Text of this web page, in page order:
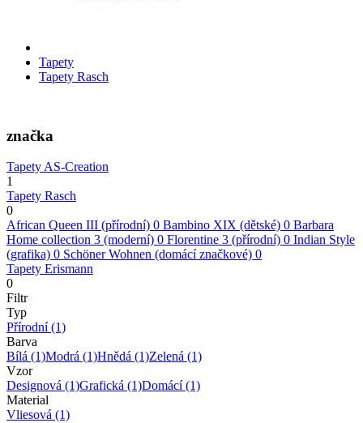
Tapety
Tapety Rasch
značka
Tapety AS-Creation
1
Tapety Rasch
0
African Queen III (přírodní) 0 Bambino XIX (dětské) 0 Barbara
Home collection 3 (moderní) 0 Florentine 3 (přírodní) 0 Indian Style
(grafika) 0 Schöner Wohnen (domácí značkové) 0
Tapety Erismann
0
Filtr
Typ
Přírodní(1)
Barva
Bílá (1)Modrá (1)Hnědá (1)Zelená (1)
Vzor
Designová (1)Grafická (1)Domácí(1)
Material
Vliesová (1)